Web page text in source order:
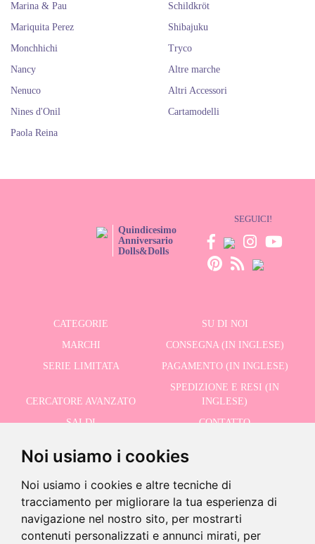
Noi usiamo i cookies
Noi usiamo i cookies e altre tecniche di
tracciamento per migliorare la tua esperienza di
navigazione nel nostro sito, per mostrarti
contenuti personalizzati e annunci mirati, per
Ultime unità!
Marina & Pau
Mariquita Perez
Monchhichi
Nancy
Nenuco
Nines d'Onil
Paola Reina
Schildkröt
Shibajuku
Tryco
Altre marche
Altri Accessori
Cartamodelli
Quindicesimo
Anniversario
Dolls&Dolls
SEGUICI!
CATEGORIE
SU DI NOI
MARCHI
CONSEGNA (IN INGLESE)
SERIE LIMITATA
PAGAMENTO (IN INGLESE)
CERCATORE AVANZATO
SPEDIZIONE E RESI (IN
INGLESE)
SALDI
CONTATTO